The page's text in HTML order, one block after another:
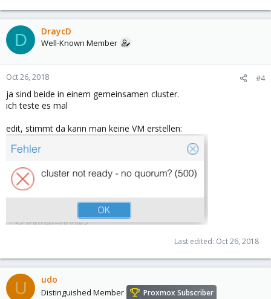
D DraycD
Well-Known Member
Oct 26, 2018 #4
ja sind beide in einem gemeinsamen cluster.
ich teste es mal
edit, stimmt da kann man keine VM erstellen:
Last edited: Oct 26, 2018
U udo
Distinguished Member Proxmox Subscriber